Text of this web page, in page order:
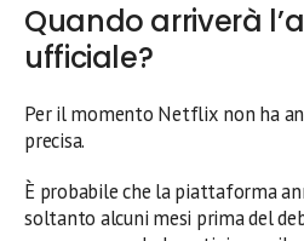
Quando arriverà
ufficiale?
Per il momento Netflix non ha
precisa.
È probabile che la piattaforma
soltanto alcuni mesi prima del